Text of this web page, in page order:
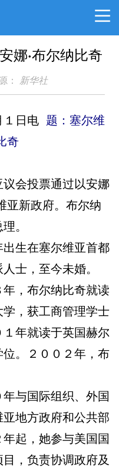
娜·布尔纳比奇
： 新华社
日电 题：塞尔维
奇
会投票通过以安娜
亚新政府。布尔纳
。
生在塞尔维亚首都
士，至今未婚。
，布尔纳比奇就读
，获工商管理学士
年就读于英国赫尔
。２００２年，布
与国际组织、外国
地方政府和公共部
起，她参与美国国
，负责协调政府及